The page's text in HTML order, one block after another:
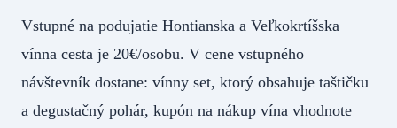
Vstupné na podujatie Hontianska a Veľkokrtíšska
vínna cesta je 20€/osobu. V cene vstupného
návštevník dostane: vínny set, ktorý obsahuje taštičku
a degustačný pohár, kupón na nákup vína vhodnote